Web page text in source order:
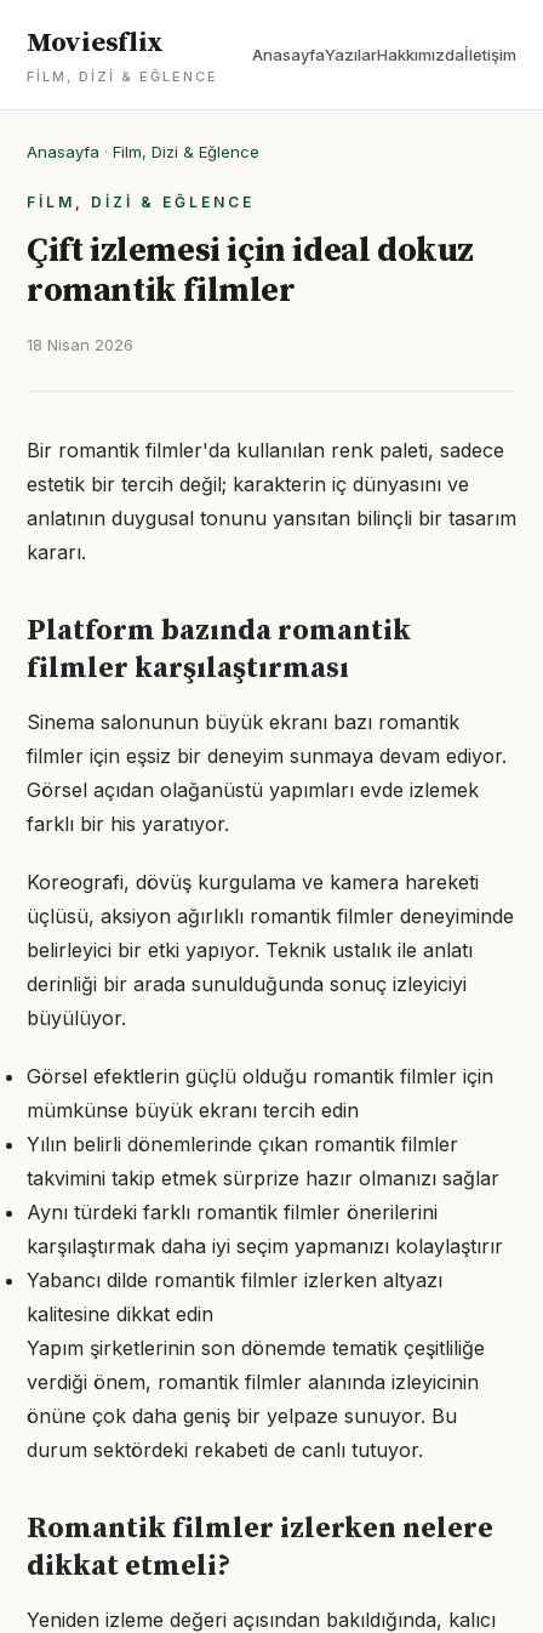
Moviesflix
FILM, DIZI & EĞLENCE
AnasayfaYazılarHakkımızdaİletişim
Anasayfa · Film, Dizi & Eğlence
FILM, DIZI & EĞLENCE
Çift izlemesi için ideal dokuz
romantik filmler
18 Nisan 2026
Bir romantik filmler'da kullanılan renk paleti, sadece
estetik bir tercih değil; karakterin iç dünyasını ve
anlatının duygusal tonunu yansıtan bilinçli bir tasarım
kararı.
Platform bazında romantik
filmler karşılaştırması
Sinema salonunun büyük ekranı bazı romantik
filmler için eşsiz bir deneyim sunmaya devam ediyor.
Görsel açıdan olağanüstü yapımları evde izlemek
farklı bir his yaratıyor.
Koreografi, dövüş kurgulama ve kamera hareketi
üçlüsü, aksiyon ağırlıklı romantik filmler deneyiminde
belirleyici bir etki yapıyor. Teknik ustalık ile anlatı
derinliği bir arada sunulduğunda sonuç izleyiciyi
büyülüyor.
Görsel efektlerin güçlü olduğu romantik filmler için
mümkünse büyük ekranı tercih edin
Yılın belirli dönemlerinde çıkan romantik filmler
takvimini takip etmek sürprize hazır olmanızı sağlar
Aynı türdeki farklı romantik filmler önerilerini
karşılaştırmak daha iyi seçim yapmanızı kolaylaştırır
Yabancı dilde romantik filmler izlerken altyazı
kalitesine dikkat edin
Yapım şirketlerinin son dönemde tematik çeşitliliğe
verdiği önem, romantik filmler alanında izleyicinin
önüne çok daha geniş bir yelpaze sunuyor. Bu
durum sektördeki rekabeti de canlı tutuyor.
Romantik filmler izlerken nelere
dikkat etmeli?
Yeniden izleme değeri açısından bakıldığında, kalıcı